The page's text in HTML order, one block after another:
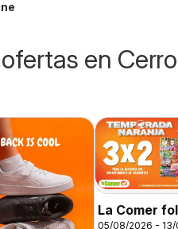
en Cerro
La Comer
05/08/2026 -